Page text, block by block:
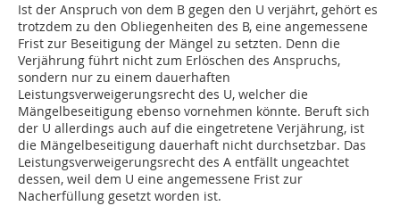
Ist der Anspruch von dem B gegen den U verjährt, gehört es
trotzdem zu den Obliegenheiten des B, eine angemessene
Frist zur Beseitigung der Mängel zu setzten. Denn die
Verjährung führt nicht zum Erlöschen des Anspruchs,
sondern nur zu einem dauerhaften
Leistungsverweigerungsrecht des U, welcher die
Mängelbeseitigung ebenso vornehmen könnte. Beruft sich
der U allerdings auch auf die eingetretene Verjährung, ist
die Mängelbeseitigung dauerhaft nicht durchsetzbar. Das
Leistungsverweigerungsrecht des A entfällt ungeachtet
dessen, weil dem U eine angemessene Frist zur
Nacherfüllung gesetzt worden ist.